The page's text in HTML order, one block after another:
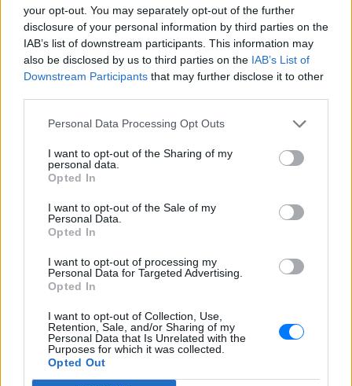
your opt-out. You may separately opt-out of the further
disclosure of your personal information by third parties on the
IAB’s list of downstream participants. This information may
also be disclosed by us to third parties on the IAB’s List of
Downstream Participants that may further disclose it to other
Personal Data Processing Opt Outs
I want to opt-out of the Sharing of my
personal data.
Opted In
I want to opt-out of the Sale of my
Personal Data.
Opted In
I want to opt-out of processing my
Personal Data for Targeted Advertising.
Opted In
I want to opt-out of Collection, Use,
Retention, Sale, and/or Sharing of my
Personal Data that Is Unrelated with the
Purposes for which it was collected.
Opted Out
Η τραγουδίστρια περιέγραψε μέσα από
το Instagram μια εμπειρία που λέει πως
έζησε όταν ο γιος της νοσηλευόταν στο
νοσοκομείο της Αρτας.
Η Ιωάννα Τούνη δημοσίευσε
υλικό από τις διακοπές της στη
ταξιδέψει, αυτός είναι ο
από την απόδρασή της
συγκίνησε ‑ Τι έγραψε για τη
ζωή, τους γονείς του και την
ΣΉΜΕΡΑ
Ο διάσημος σχεδιαστής μόδας
μοιράστηκε ένα συγκινητικό μήνυμα στο
του, τη δημιουργικότητά του και τη χαρά